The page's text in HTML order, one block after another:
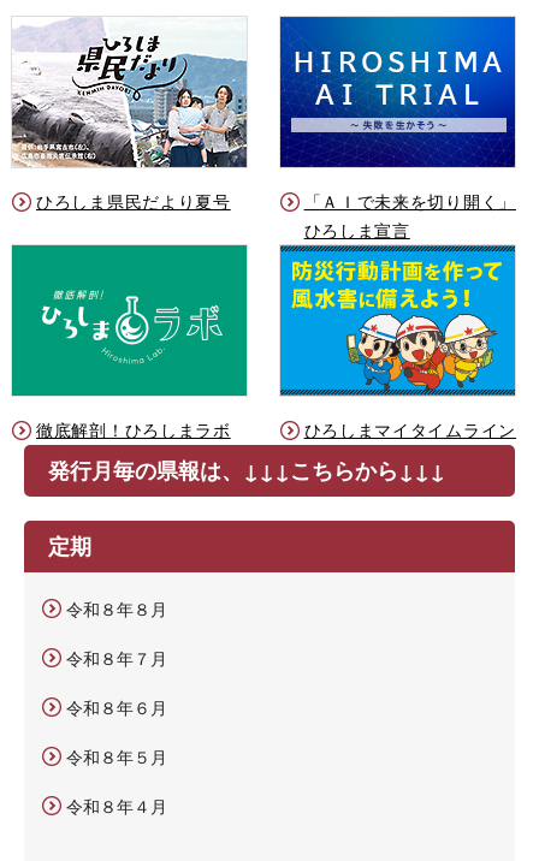
ひろしま県民だより夏号
「ＡＩで未来を切り開く」
ひろしま宣言
徹底解剖！ひろしまラボ ひろしまマイタイムライン
発行月毎の県報は、↓↓↓こちらから↓↓↓
定期
令和８年８月
令和８年７月
令和８年６月
令和８年５月
令和８年４月